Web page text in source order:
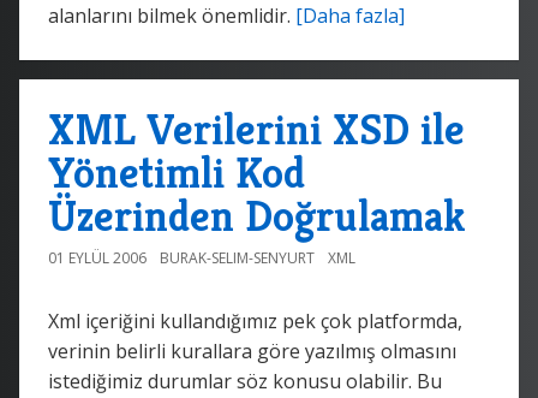
alanlarını bilmek önemlidir. [Daha fazla]
XML Verilerini XSD ile
Yönetimli Kod
Üzerinden Doğrulamak
01 EYLÜL 2006 BURAK-SELIM-SENYURT XML
Xml içeriğini kullandığımız pek çok platformda,
verinin belirli kurallara göre yazılmış olmasını
istediğimiz durumlar söz konusu olabilir. Bu